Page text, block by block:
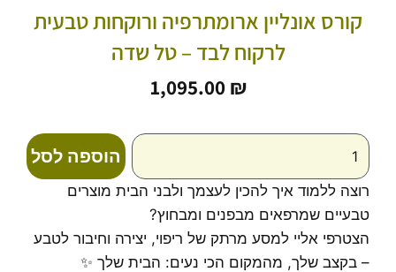
קורס אונליין ארומתרפיה ורוקחות טבעית
לרקוח לבד – טל שדה
1,095.00 ₪
כמות
של
קורס
אונליין
ארומתרפיה
ורוקחות
טבעית
הוספה לסל
רוצה ללמוד איך להכין לעצמך ולבני הבית מוצרים
טבעיים שמרפאים מבפנים ומבחוץ?
הצטרפי אליי למסע מרתק של ריפוי, יצירה וחיבור לטבע
– בקצב שלך, מהמקום הכי נעים: הבית שלך ✨